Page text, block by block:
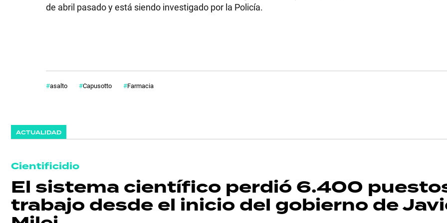
de abril pasado y está siendo investigado por la Policía.
asalto Capusotto Farmacia
ACTUALIDAD
Cientificidio
El sistema científico perdió 6.400
trabajo desde el inicio del gobierno de